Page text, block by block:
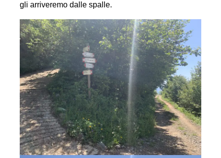
gli arriveremo dalle spalle.